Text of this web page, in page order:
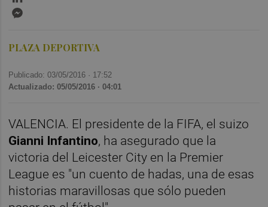
PLAZA DEPORTIVA
Publicado: 03/05/2016 · 17:52
Actualizado: 05/05/2016 · 04:01
VALENCIA. El presidente de la FIFA, el suizo
Gianni Infantino, ha asegurado que la
victoria del Leicester City en la Premier
League es "un cuento de hadas, una de esas
historias maravillosas que sólo pueden